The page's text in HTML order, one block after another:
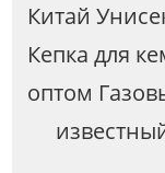
Китай
Кепка для
оптом